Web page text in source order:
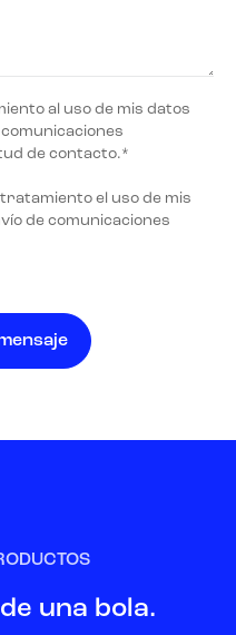
al uso de mis datos
de contacto.*
el uso de mis
de comunicaciones
una bola.